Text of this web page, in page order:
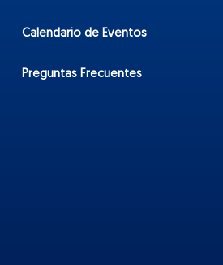
Calendario de Eventos
Preguntas Frecuentes